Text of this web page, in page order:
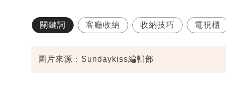
關鍵詞 客廳收納 收納技巧 電視櫃
圖片來源：Sundaykiss編輯部